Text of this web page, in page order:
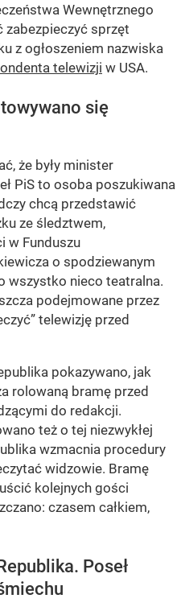
Wewnętrznego
sprzęt
z ogłoszeniem nazwiska
telewizji w USA.
się
że były minister
PiS to osoba poszukiwana
chcą przedstawić
ze śledztwem,
w Funduszu
o spodziewanym
wszystko nieco teatralna.
podejmowane przez
telewizję przed
pokazywano, jak
rolowaną bramę przed
do redakcji.
też o tej niezwykłej
wzmacnia procedury
widzowie. Bramę
kolejnych gości
czasem całkiem,
Poseł